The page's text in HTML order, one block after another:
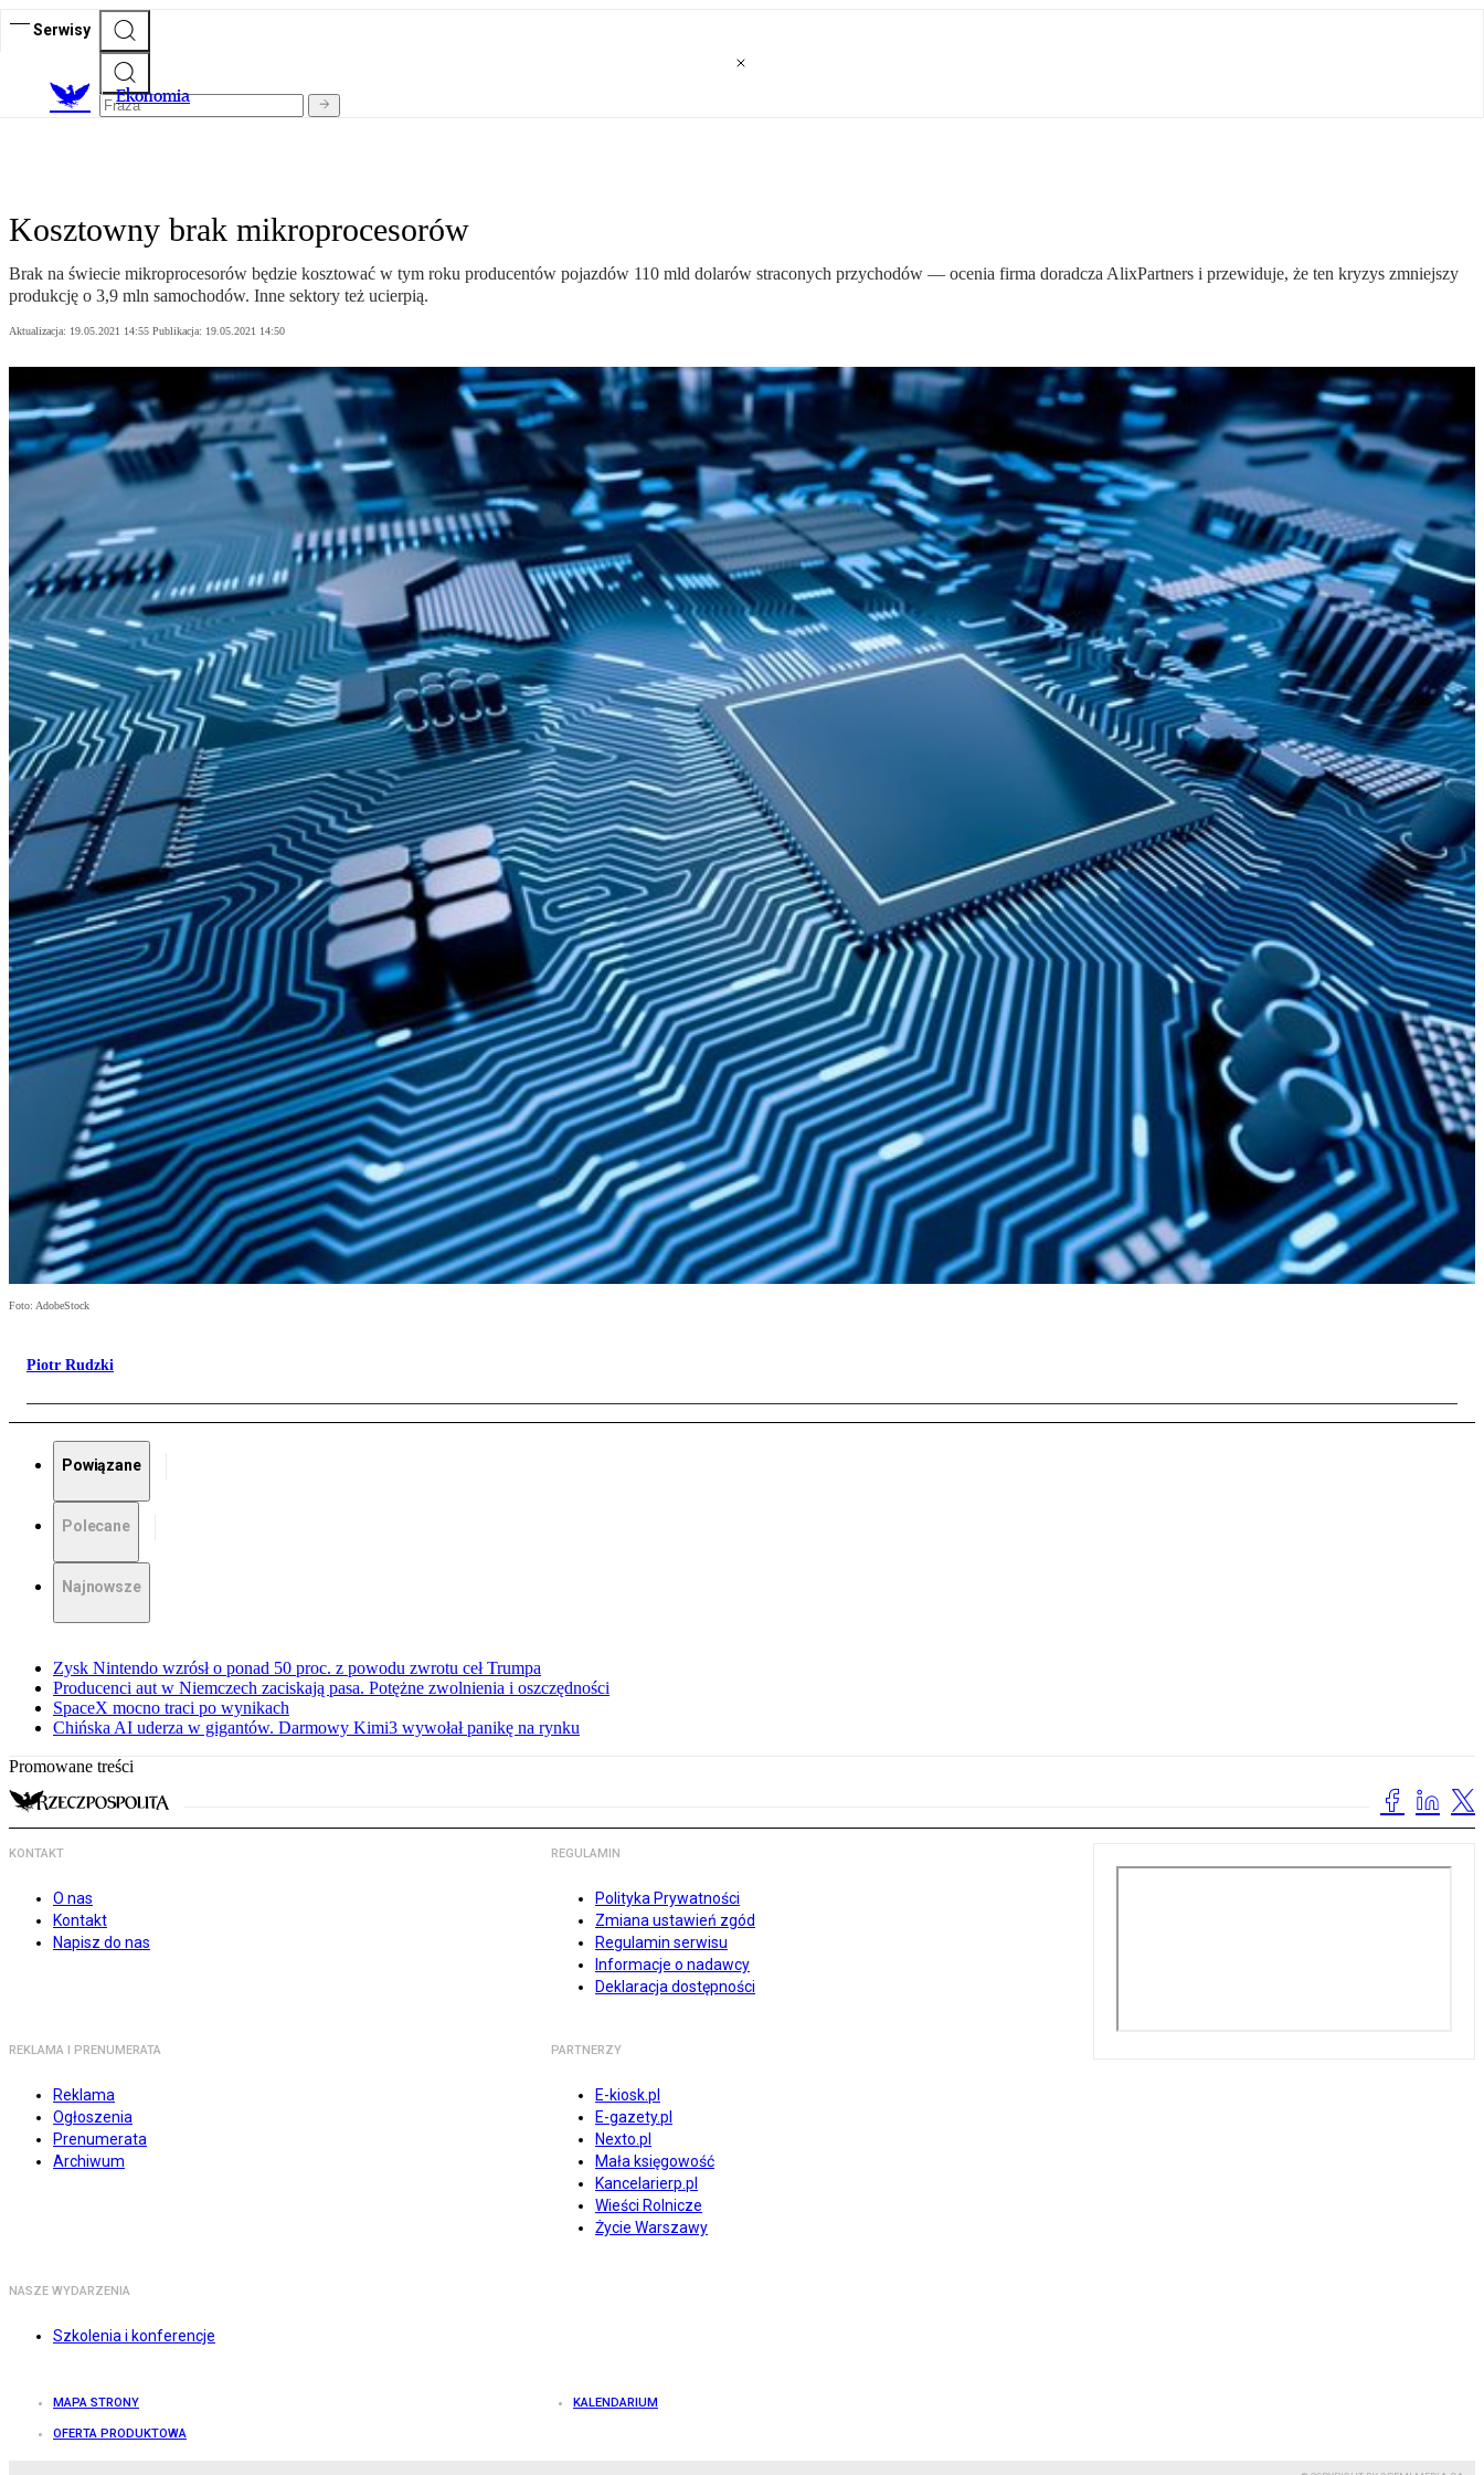
Serwisy
Ekonomia
Kosztowny brak mikroprocesorów
Brak na świecie mikroprocesorów będzie kosztować w tym roku producentów pojazdów 110 mld dolarów straconych przychodów — ocenia firma doradcza AlixPartners i przewiduje, że ten kryzys zmniejszy
produkcję o 3,9 mln samochodów. Inne sektory też ucierpią.
Aktualizacja: 19.05.2021 14:55 Publikacja: 19.05.2021 14:50
Foto: AdobeStock
Piotr Rudzki
Powiązane
Polecane
Najnowsze
Zysk Nintendo wzrósł o ponad 50 proc. z powodu zwrotu ceł Trumpa
Producenci aut w Niemczech zaciskają pasa. Potężne zwolnienia i oszczędności
SpaceX mocno traci po wynikach
Chińska AI uderza w gigantów. Darmowy Kimi3 wywołał panikę na rynku
Promowane treści
KONTAKT
O nas
Kontakt
Napisz do nas
REGULAMIN
Polityka Prywatności
Zmiana ustawień zgód
Regulamin serwisu
Informacje o nadawcy
Deklaracja dostępności
REKLAMA I PRENUMERATA
Reklama
Ogłoszenia
Prenumerata
Archiwum
PARTNERZY
E-kiosk.pl
E-gazety.pl
Nexto.pl
Mała księgowość
Kancelarierp.pl
Wieści Rolnicze
Życie Warszawy
NASZE WYDARZENIA
Szkolenia i konferencje
MAPA STRONY KALENDARIUM
OFERTA PRODUKTOWA